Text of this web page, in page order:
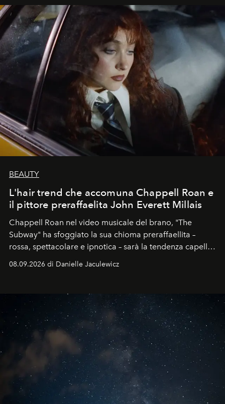
BEAUTY
L'hair trend che accomuna Chappell Roan e
il pittore preraffaelita John Everett Millais
Chappell Roan nel video musicale del brano, "The
Subway" ha sfoggiato la sua chioma preraffaellita –
rossa, spettacolare e ipnotica – sarà la tendenza capelli
08.09.2026 di Danielle Jaculewicz